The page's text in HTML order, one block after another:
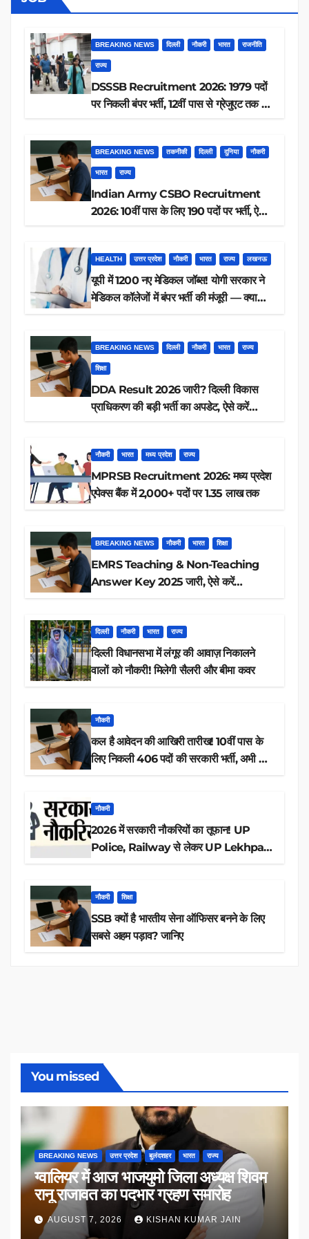
BREAKING NEWS दिल्ली नौकरी भारत राजनीति
राज्य
DSSSB Recruitment 2026: 1979 पदों
पर निकली बंपर भर्ती, 12वीं पास से ग्रेजुएट तक करें
BREAKING NEWS तकनीकी दिल्ली दुनिया नौकरी
भारत राज्य
Indian Army CSBO Recruitment
2026: 10वीं पास के लिए 190 पदों पर भर्ती, ऐसे
HEALTH उत्तर प्रदेश नौकरी भारत राज्य लखनऊ
यूपी में 1200 नए मेडिकल जॉब्स! योगी सरकार ने
मेडिकल कॉलेजों में बंपर भर्ती की मंजूरी — क्या
BREAKING NEWS दिल्ली नौकरी भारत राज्य
शिक्षा
DDA Result 2026 जारी? दिल्ली विकास
प्राधिकरण की बड़ी भर्ती का अपडेट, ऐसे करें
नौकरी भारत मध्य प्रदेश राज्य
MPRSB Recruitment 2026: मध्य प्रदेश
एपेक्स बैंक में 2,000+ पदों पर 1.35 लाख तक
BREAKING NEWS नौकरी भारत शिक्षा
EMRS Teaching & Non-Teaching
Answer Key 2025 जारी, ऐसे करें
दिल्ली नौकरी भारत राज्य
दिल्ली विधानसभा में लंगूर की आवाज़ निकालने
वालों को नौकरी! मिलेगी सैलरी और बीमा कवर
नौकरी
कल है आवेदन की आखिरी तारीख! 10वीं पास के
लिए निकली 406 पदों की सरकारी भर्ती, अभी करें
नौकरी
2026 में सरकारी नौकरियों का तूफान! UP
Police, Railway से लेकर UP Lekhpal
नौकरी शिक्षा
SSB क्यों है भारतीय सेना ऑफिसर बनने के लिए
सबसे अहम पड़ाव? जानिए
You missed
BREAKING NEWS उत्तर प्रदेश बुलंदशहर भारत राज्य
ग्वालियर में आज भाजयुमो जिला अध्यक्ष शिवम
रानू राजावत का पदभार ग्रहण समारोह
AUGUST 7, 2026 KISHAN KUMAR JAIN